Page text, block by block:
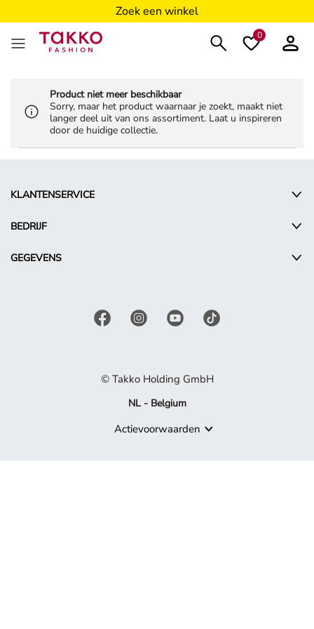
Zoek een winkel
0
Product niet meer beschikbaar
Sorry, maar het product waarnaar je zoekt, maakt niet
langer deel uit van ons assortiment. Laat u inspireren
door de huidige collectie.
KLANTENSERVICE
BEDRIJF
GEGEVENS
© Takko Holding GmbH
NL - Belgium
Actievoorwaarden